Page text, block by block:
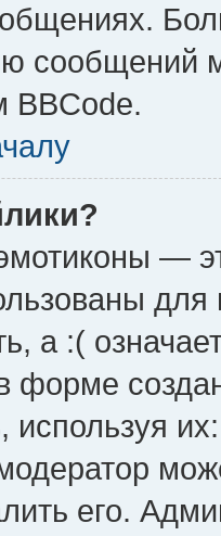
сообщений
BBCode.
—
а :(
форме
используя
его.